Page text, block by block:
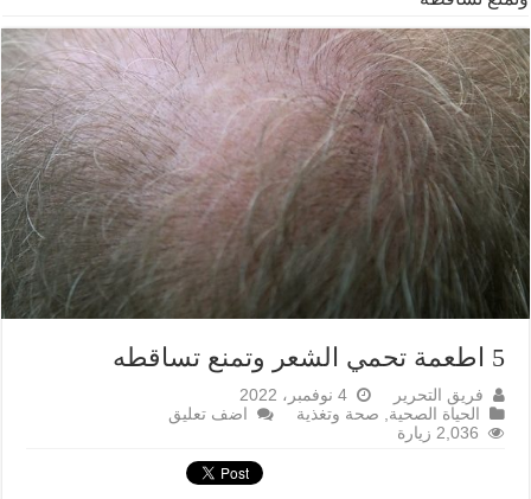
5 اطعمة تحمي الشعر وتمنع تساقطه
فريق التحرير
4 نوفمبر، 2022
الحياة الصحية, صحة وتغذية
اضف تعليق
2,036 زيارة